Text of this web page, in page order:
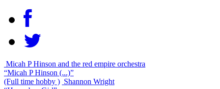
Micah P Hinson and the red empire orchestra
“Micah P Hinson (...)”
(Full time hobby ) Shannon Wright